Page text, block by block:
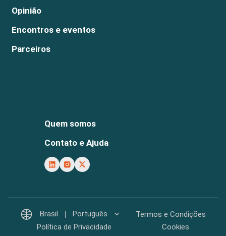
Opinião
Encontros e eventos
Parceiros
Quem somos
Contato e Ajuda
Brasil Português
Termos e Condições
Política de Privacidade
Cookies